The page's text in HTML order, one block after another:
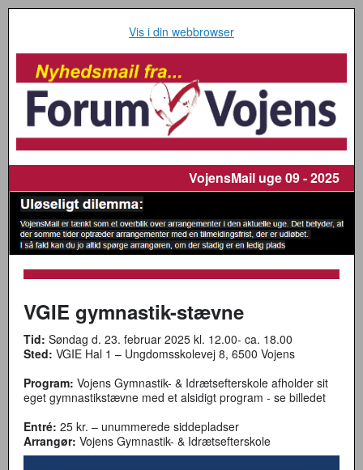
Vis i din webbrowser
VojensMail uge 09 - 2025
VGIE gymnastik-stævne
Tid: Søndag d. 23. februar 2025 kl. 12.00- ca. 18.00
Sted: VGIE Hal 1 – Ungdomsskolevej 8, 6500 Vojens
Program: Vojens Gymnastik- & Idrætsefterskole afholder sit
eget gymnastikstævne med et alsidigt program - se billedet
Entré: 25 kr. – unummerede siddepladser
Arrangør: Vojens Gymnastik- & Idrætsefterskole